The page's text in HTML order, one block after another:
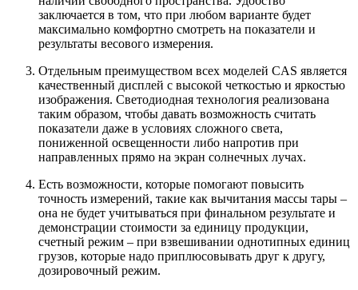
заключается в том, что при любом варианте будет
максимально комфортно смотреть на показатели и
результаты весового измерения.
Отдельным преимуществом всех моделей CAS является
качественный дисплей с высокой четкостью и яркостью
изображения. Светодиодная технология реализована
таким образом, чтобы давать возможность считать
показатели даже в условиях сложного света,
пониженной освещенности либо напротив при
направленных прямо на экран солнечных лучах.
Есть возможности, которые помогают повысить
точность измерений, такие как вычитания массы тары –
она не будет учитываться при финальном результате и
демонстрации стоимости за единицу продукции,
счетный режим – при взвешивании однотипных единиц
грузов, которые надо приплюсовывать друг к другу,
дозировочный режим.